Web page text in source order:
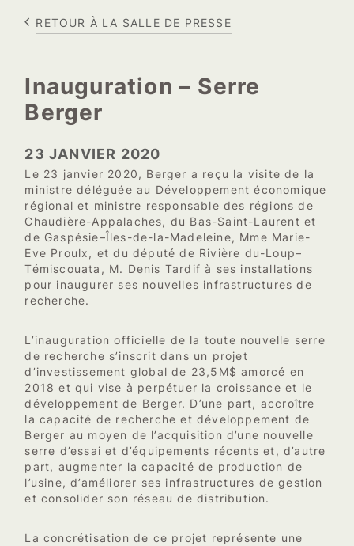
RETOUR À LA SALLE DE PRESSE
Inauguration – Serre
Berger
23 JANVIER 2020
Le 23 janvier 2020, Berger a reçu la visite de la
ministre déléguée au Développement économique
régional et ministre responsable des régions de
Chaudière-Appalaches, du Bas-Saint-Laurent et
de Gaspésie–Îles-de-la-Madeleine, Mme Marie-
Eve Proulx, et du député de Rivière du-Loup–
Témiscouata, M. Denis Tardif à ses installations
pour inaugurer ses nouvelles infrastructures de
recherche.
L’inauguration officielle de la toute nouvelle serre
de recherche s’inscrit dans un projet
d’investissement global de 23,5M$ amorcé en
2018 et qui vise à perpétuer la croissance et le
développement de Berger. D’une part, accroître
la capacité de recherche et développement de
Berger au moyen de l’acquisition d’une nouvelle
serre d’essai et d’équipements récents et, d’autre
part, augmenter la capacité de production de
l’usine, d’améliorer ses infrastructures de gestion
et consolider son réseau de distribution.
La concrétisation de ce projet représente une